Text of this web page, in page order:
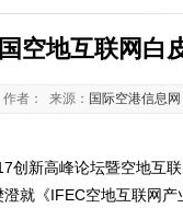
国空地互联网白
作者： 来源： 国际空港信息网
新高峰论坛暨空地互联
就《IFEC空地互联网产